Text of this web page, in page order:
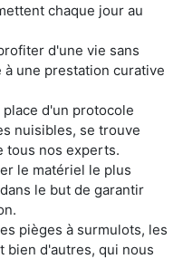
chaque jour au
d'une vie sans
une prestation curative
d'un protocole
nuisibles, se trouve
tous nos experts.
le matériel le plus
le but de garantir
pièges à surmulots, les
bien d'autres, qui nous